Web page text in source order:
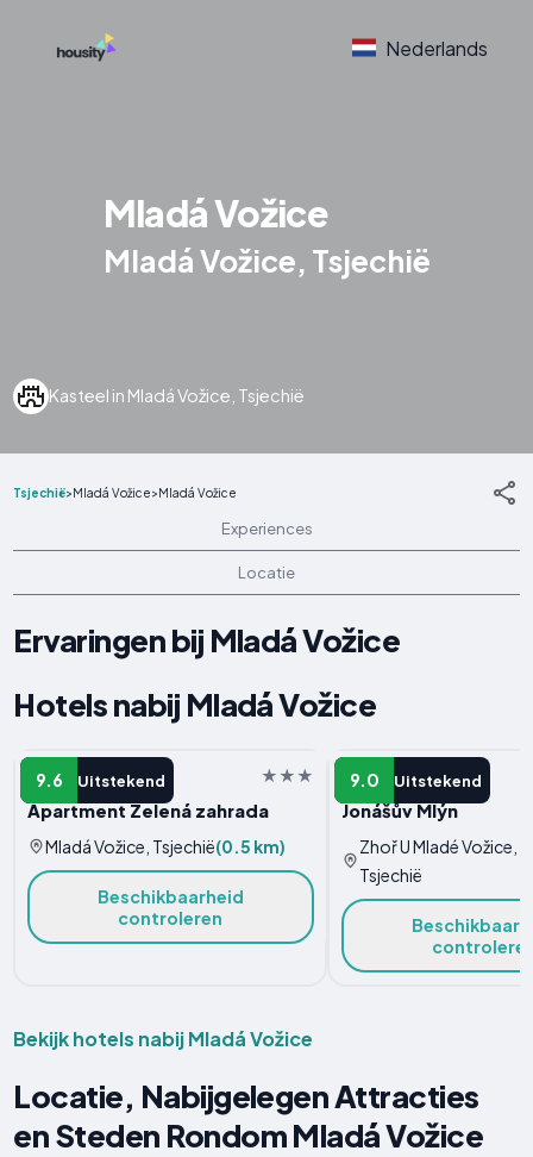
Nederlands
Mladá Vožice
Mladá Vožice, Tsjechië
Kasteel in Mladá Vožice, Tsjechië
Tsjechië>Mladá Vožice>Mladá Vožice
Experiences
Locatie
Ervaringen bij Mladá Vožice
Hotels nabij Mladá Vožice
9.6 Uitstekend
APPARTEMENT
Apartment Zelená zahrada
Mladá Vožice, Tsjechië(0.5 km)
Beschikbaarheid
controleren
9.0 Uitstekend
LANDHUIS
Jonášův Mlýn
Zhoř U Mladé Vožice,
Tsjechië
Bekijk hotels nabij Mladá Vožice
Locatie, Nabijgelegen Attracties
en Steden Rondom Mladá Vožice